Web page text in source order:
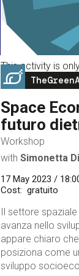
This activity is
Image
Space
futuro
Workshop
with Simonetta
17 May 2023 /
Cost gratuito
Il settore
avanza nello
appare chiaro
posiziona come
sviluppo